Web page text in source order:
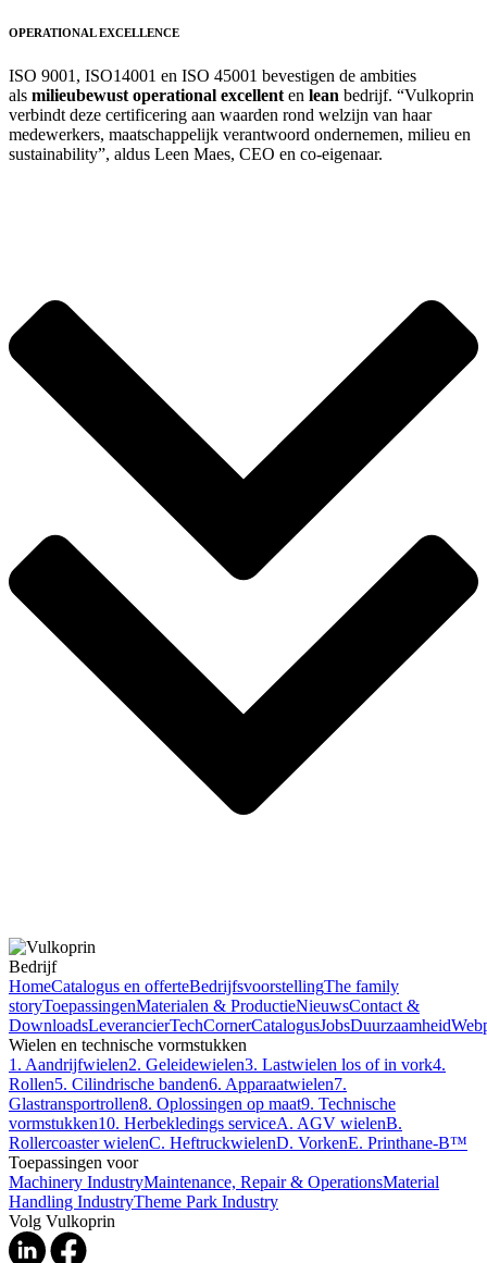
OPERATIONAL EXCELLENCE
ISO 9001, ISO14001 en ISO 45001 bevestigen de ambities
als milieubewust operational excellent en lean bedrijf. “Vulkoprin
verbindt deze certificering aan waarden rond welzijn van haar
medewerkers, maatschappelijk verantwoord ondernemen, milieu en
sustainability”, aldus Leen Maes, CEO en co-eigenaar.
Bedrijf
HomeCatalogus en offerteBedrijfsvoorstellingThe family
storyToepassingenMaterialen & ProductieNieuwsContact &
DownloadsLeverancierTechCornerCatalogusJobsDuurzaamheid
Wielen en technische vormstukken
1. Aandrijfwielen2. Geleidewielen3. Lastwielen los of in vork4.
Rollen5. Cilindrische banden6. Apparaatwielen7.
Glastransportrollen8. Oplossingen op maat9. Technische
vormstukken10. Herbekledings serviceA. AGV wielenB.
Rollercoaster wielenC. HeftruckwielenD. VorkenE. Printhane-B™
Toepassingen voor
Machinery IndustryMaintenance, Repair & OperationsMaterial
Handling IndustryTheme Park Industry
Volg Vulkoprin